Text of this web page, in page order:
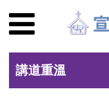
講道重溫